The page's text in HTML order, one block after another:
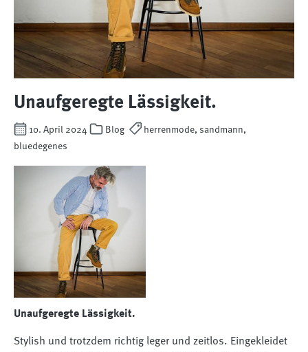
Unaufgeregte Lässigkeit.
10. April 2024 Blog
herrenmode, sandmann,
bluedegenes
Unaufgeregte Lässigkeit.
Stylish und trotzdem richtig leger und zeitlos. Eingekleidet